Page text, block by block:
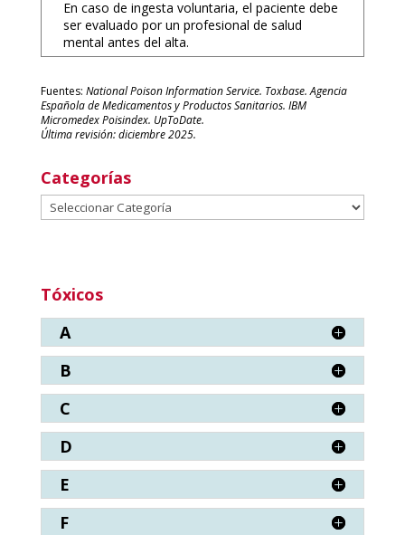
En caso de ingesta voluntaria, el paciente debe
ser evaluado por un profesional de salud
mental antes del alta.
Fuentes: National Poison Information Service. Toxbase. Agencia
Española de Medicamentos y Productos Sanitarios. IBM
Micromedex Poisindex. UpToDate.
Última revisión: diciembre 2025.
Categorías
Categorías
Tóxicos
A
B
C
D
E
F